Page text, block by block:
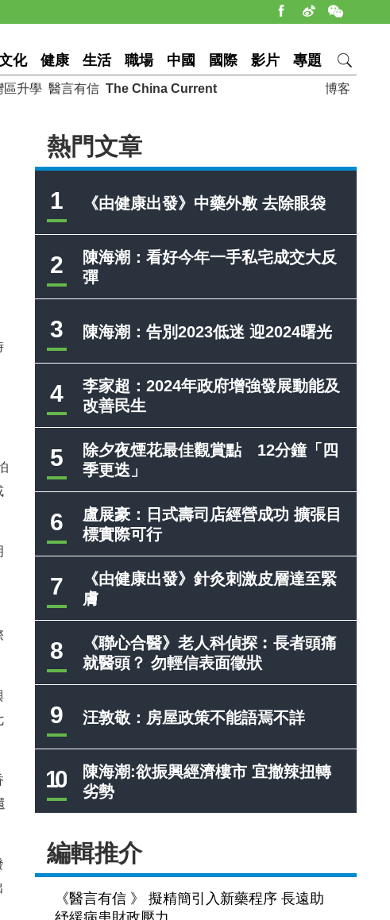
化 健康 生活 職場 中國 國際 影片 專題
博客
區升學 醫言有信 The China Current
熱門文章
1 《由健康出發》中藥外敷 去除眼袋
2
陳海潮：看好今年一手私宅成交大反
彈
3 陳海潮：告別2023低迷 迎2024曙光
4
李家超：2024年政府增強發展動能及
改善民生
5
除夕夜煙花最佳觀賞點 12分鐘「四
季更迭」
6
盧展豪：日式壽司店經營成功 擴張目
標實際可行
7
《由健康出發》針灸刺激皮層達至緊
膚
8
《聯心合醫》老人科偵探︰長者頭痛
就醫頭？ 勿輕信表面徵狀
9 汪敦敬：房屋政策不能語焉不詳
10
陳海潮:欲振興經濟樓市 宜撤辣扭轉
劣勢
編輯推介
《醫言有信 》 擬精簡引入新藥程序 長遠助